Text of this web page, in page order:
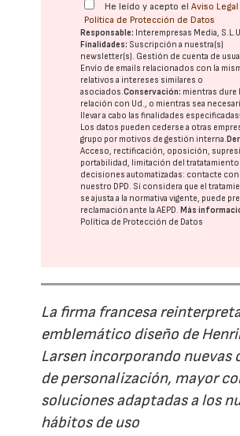
He leído y acepto elAviso Legal
Política de Protección de Datos
Responsable: Interempresas Media,
Finalidades: Suscripción a nuestra(s)
newsletter(s). Gestión de cuenta de
Envío de emails relacionados con la
relativos a intereses similares o
asociados.Conservación: mientras dure
relación con Ud., o mientras sea
llevar a cabo las finalidades especificadas
Los datos pueden cederse a otras
grupo por motivos de gestión interna.
Acceso, rectificación, oposición,
portabilidad, limitación del tratatamiento
decisiones automatizadas: contacte con
nuestro DPD. Si considera que el
se ajusta a la normativa vigente, puede
reclamación ante laAEPD. Más
Política de Protección de Datos
La firma francesa
emblemático diseño de
Larsen incorporando nuevas
de personalización, mayor
soluciones adaptadas a los
hábitos de uso